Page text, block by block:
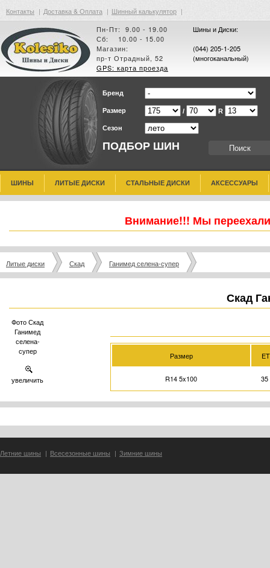
Контакты | Доставка & Оплата | Шинный калькулятор |
Пн-Пт: 9.00 - 19.00
Сб: 10.00 - 15.00
Магазин:
пр-т Отрадный, 52
GPS: карта проезда
Шины и Диски:
(044) 205-1-205
(многоканальный)
ПОДБОР ШИН
Бренд
Размер / R
Сезон
ШИНЫ ЛИТЫЕ ДИСКИ СТАЛЬНЫЕ ДИСКИ АКСЕССУАРЫ
Внимание!!! Мы
Литые диски Скад Ганимед селена-супер
Скад
Фото Скад
Ганимед
селена-
супер
увеличить
Размер ET
R14 5x100 35
Летние шины | Всесезонные шины | Зимние шины